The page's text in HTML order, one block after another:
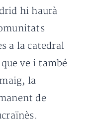
hi haurà
a la catedral
ve i també
la
de